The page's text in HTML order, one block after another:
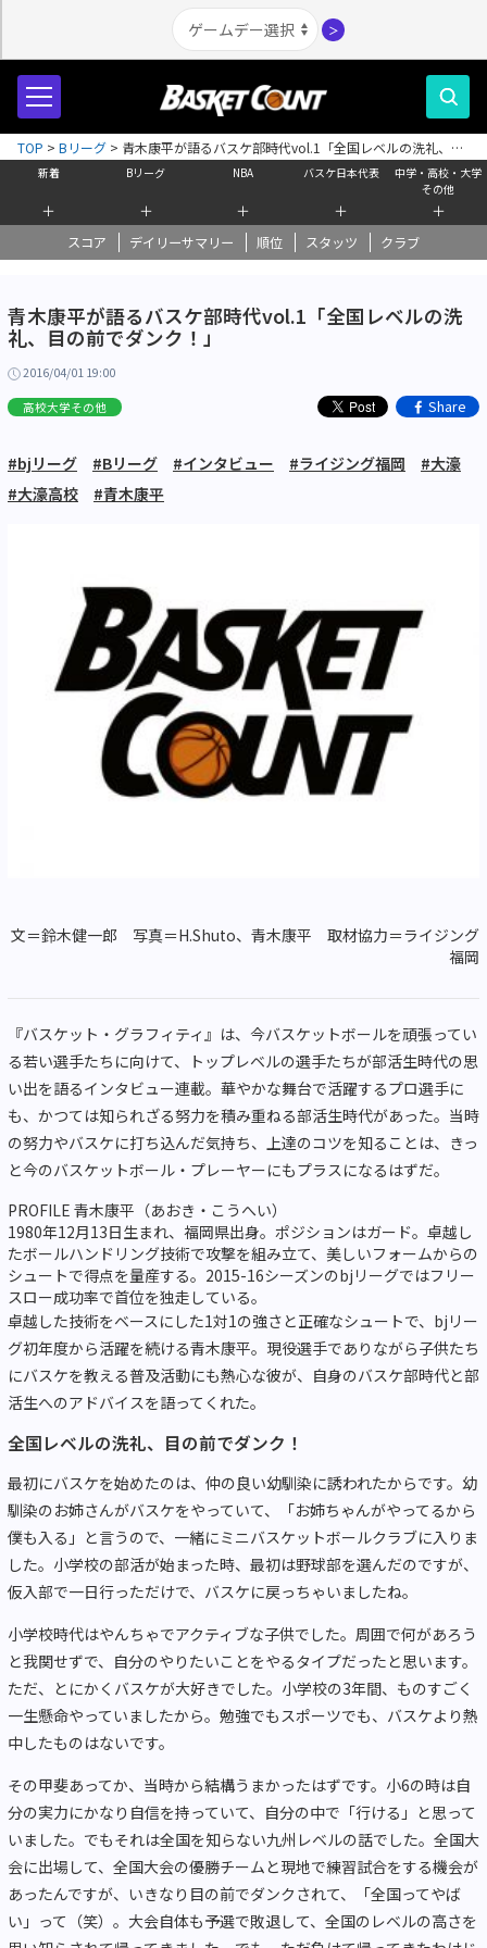
＞
新着
＋
Bリーグ
＋
NBA
＋
バスケ日本代表
＋
中学・高校・大学
その他
＋
スコア デイリーサマリー 順位 スタッツ クラブ
TOP > Bリーグ > 青木康平が語るバスケ部時代vol.1「全国レベルの洗礼、目
の前でダンク！」
青木康平が語るバスケ部時代vol.1「全国レベルの洗
礼、目の前でダンク！」
2016/04/01 19:00
高校大学その他 Share
#bjリーグ #Bリーグ #インタビュー #ライジング福岡
#大濠
#大濠高校
#青木康平
文＝鈴木健一郎 写真＝H.Shuto、青木康平 取材協力＝ライジング
福岡
『バスケット・グラフィティ』は、今バスケットボールを頑張ってい
る若い選手たちに向けて、トップレベルの選手たちが部活生時代の思
い出を語るインタビュー連載。華やかな舞台で活躍するプロ選手に
も、かつては知られざる努力を積み重ねる部活生時代があった。当時
の努力やバスケに打ち込んだ気持ち、上達のコツを知ることは、きっ
と今のバスケットボール・プレーヤーにもプラスになるはずだ。
PROFILE 青木康平（あおき・こうへい）
1980年12月13日生まれ、福岡県出身。ポジションはガード。卓越し
たボールハンドリング技術で攻撃を組み立て、美しいフォームからの
シュートで得点を量産する。2015-16シーズンのbjリーグではフリー
スロー成功率で首位を独走している。
卓越した技術をベースにした1対1の強さと正確なシュートで、bjリー
グ初年度から活躍を続ける青木康平。現役選手でありながら子供たち
にバスケを教える普及活動にも熱心な彼が、自身のバスケ部時代と部
活生へのアドバイスを語ってくれた。
全国レベルの洗礼、目の前でダンク！
最初にバスケを始めたのは、仲の良い幼馴染に誘われたからです。幼
馴染のお姉さんがバスケをやっていて、「お姉ちゃんがやってるから
僕も入る」と言うので、一緒にミニバスケットボールクラブに入りま
した。小学校の部活が始まった時、最初は野球部を選んだのですが、
仮入部で一日行っただけで、バスケに戻っちゃいましたね。
小学校時代はやんちゃでアクティブな子供でした。周囲で何があろう
と我関せずで、自分のやりたいことをやるタイプだったと思います。
ただ、とにかくバスケが大好きでした。小学校の3年間、ものすごく
一生懸命やっていましたから。勉強でもスポーツでも、バスケより熱
中したものはないです。
その甲斐あってか、当時から結構うまかったはずです。小6の時は自
分の実力にかなり自信を持っていて、自分の中で「行ける」と思って
いました。でもそれは全国を知らない九州レベルの話でした。全国大
会に出場して、全国大会の優勝チームと現地で練習試合をする機会が
あったんですが、いきなり目の前でダンクされて、「全国ってやば
い」って（笑）。大会自体も予選で敗退して、全国のレベルの高さを